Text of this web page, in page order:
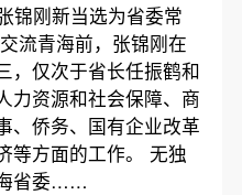
锦刚新当选为省委常
流青海前，张锦刚在
，仅次于省长任振鹤和
力资源和社会保障、商
、侨务、国有企业改革
等方面的工作。 无独
省委……